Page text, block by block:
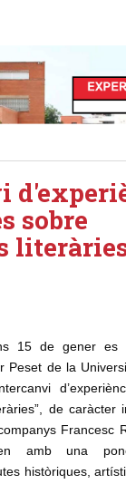
sobre
15 de gener es
Peset de la
de caràcter
Francesc
amb una
històriques,